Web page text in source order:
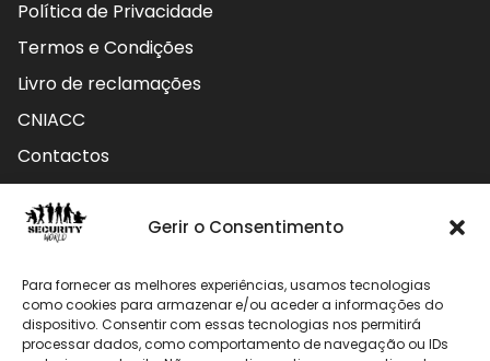
Gerir o Consentimento
Para fornecer as melhores experiências, usamos tecnologias
como cookies para armazenar e/ou aceder a informações do
dispositivo. Consentir com essas tecnologias nos permitirá
processar dados, como comportamento de navegação ou IDs
Política de Privacidade
Termos e Condições
Livro de reclamações
CNIACC
Contactos
Contactos
912 009 740 (Chamada para rede móvel nacional)
geral@securityworld.pt